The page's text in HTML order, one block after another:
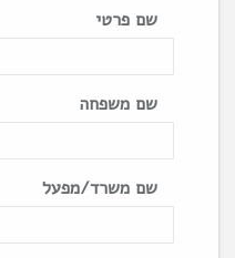
שם פרטי
שם משפחה
שם משרד/מפעל